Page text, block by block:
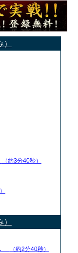
（約3分40秒）
（約2分40秒）